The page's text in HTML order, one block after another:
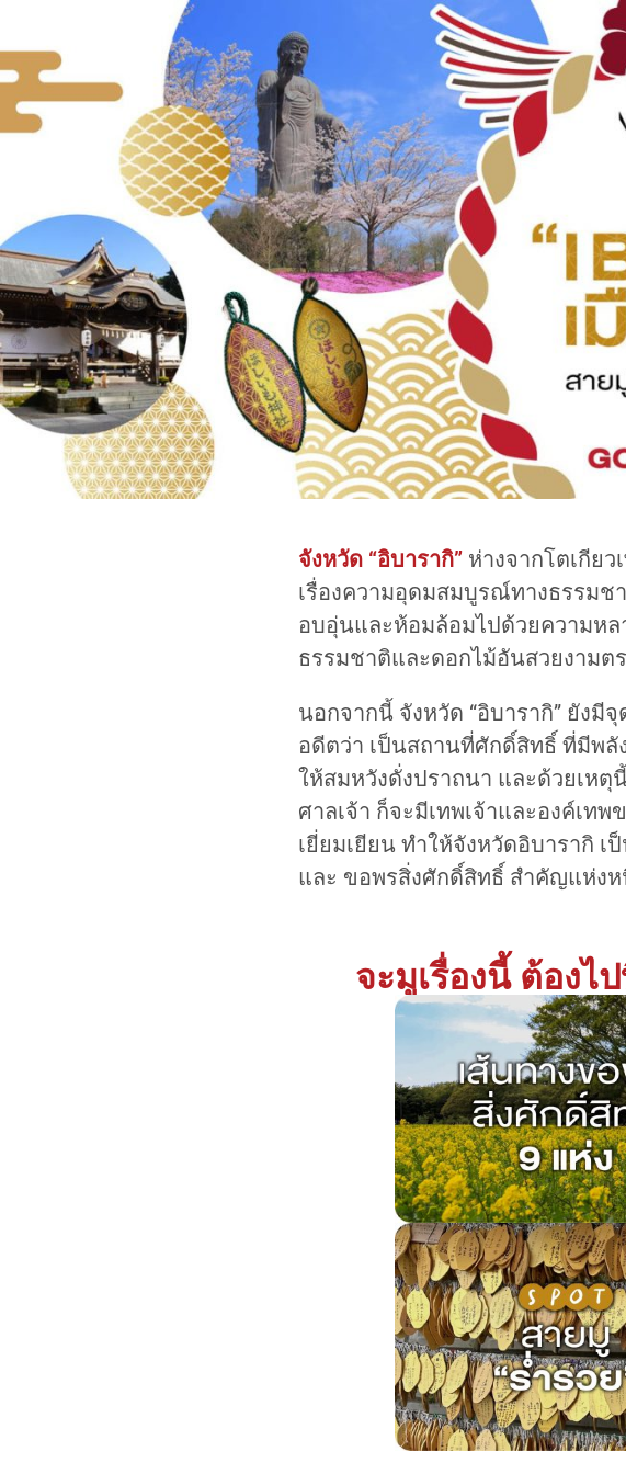
จังหวัด “อิบารากิ” ห่างจากโตเกีย
เรื่องความอุดมสมบูรณ์ทางธรรมช
อบอุ่นและห้อมล้อมไปด้วยความห
ธรรมชาติและดอกไม้อันสวยงามต
นอกจากนี้ จังหวัด “อิบารากิ” ยัง
อดีตว่า เป็นสถานที่ศักดิ์สิทธิ์ ที่มีพ
ให้สมหวังดั่งปราถนา และด้วยเหตุ
ศาลเจ้า ก็จะมีเทพเจ้าและองค์เท
เยี่ยมเยียน ทำให้จังหวัดอิบารากิ
และ ขอพรสิ่งศักดิ์สิทธิ์ สำคัญแห่ง
จะมูเรื่องนี้ ต้อง